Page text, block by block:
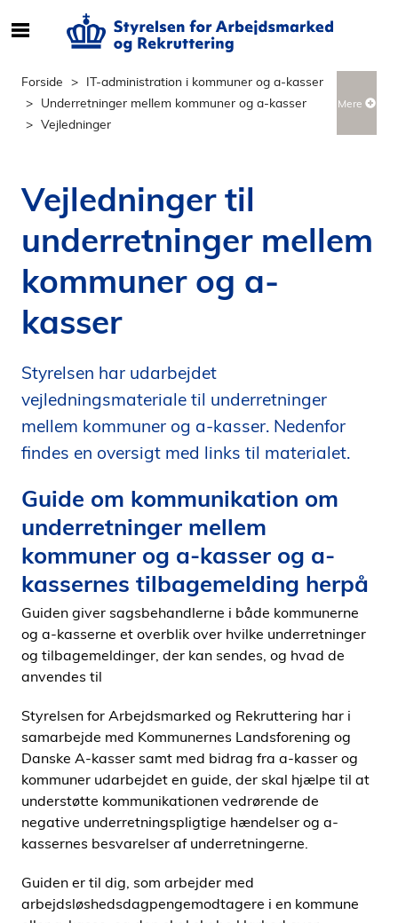
e
f
i
o
d
å
s
i
d
e
Forside
IT-administration i kommuner og a-kasser
Underretninger mellem kommuner og a-kasser
Vejledninger
Mere
Vejledninger til
underretninger mellem
kommuner og a-
kasser
Styrelsen har udarbejdet
vejledningsmateriale til underretninger
mellem kommuner og a-kasser. Nedenfor
findes en oversigt med links til materialet.
Guide om kommunikation om
underretninger mellem
kommuner og a-kasser og a-
kassernes tilbagemelding herpå
Guiden giver sagsbehandlerne i både kommunerne
og a-kasserne et overblik over hvilke underretninger
og tilbagemeldinger, der kan sendes, og hvad de
anvendes til
Styrelsen for Arbejdsmarked og Rekruttering har i
samarbejde med Kommunernes Landsforening og
Danske A-kasser samt med bidrag fra a-kasser og
kommuner udarbejdet en guide, der skal hjælpe til at
understøtte kommunikationen vedrørende de
negative underretningspligtige hændelser og a-
kassernes besvarelser af underretningerne.
Guiden er til dig, som arbejder med
arbejdsløshedsdagpengemodtagere i en kommune